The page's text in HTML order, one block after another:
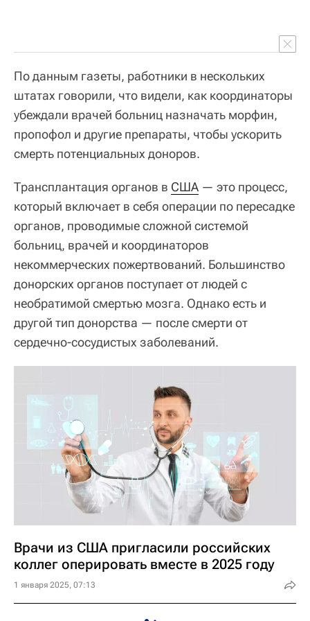
По данным газеты, работники в нескольких
штатах говорили, что видели, как координаторы
убеждали врачей больниц назначать морфин,
пропофол и другие препараты, чтобы ускорить
смерть потенциальных доноров.
Трансплантация органов в США — это процесс,
который включает в себя операции по пересадке
органов, проводимые сложной системой
больниц, врачей и координаторов
некоммерческих пожертвований. Большинство
донорских органов поступает от людей с
необратимой смертью мозга. Однако есть и
другой тип донорства — после смерти от
сердечно-сосудистых заболеваний.
Врачи из США пригласили российских
коллег оперировать вместе в 2025 году
1 января 2025, 07:13